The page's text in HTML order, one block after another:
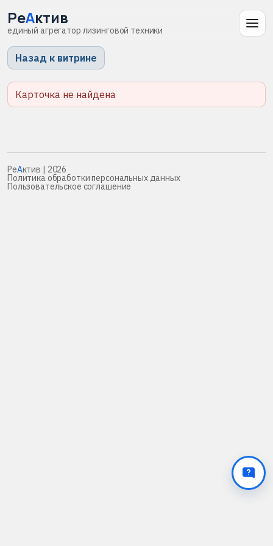
РеАктив
единый агрегатор лизинговой техники
Назад к витрине
Карточка не найдена
РеАктив | 2026
Политика обработки персональных данных
Пользовательское соглашение